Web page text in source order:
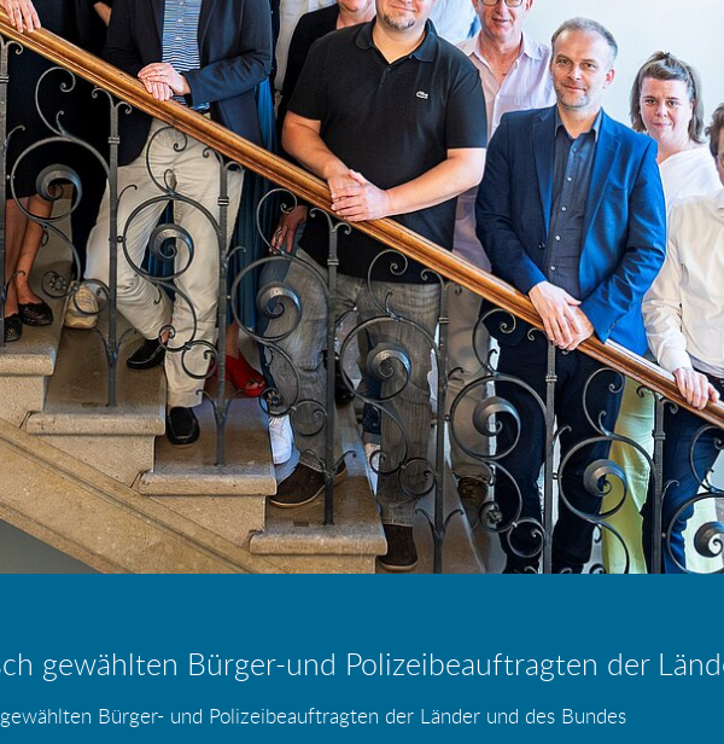
gewählten Bürger-und Polizeibeauftragten der
Bürger- und Polizeibeauftragten der Länder und des Bundes
– wer haftet für die Folgen?
Blei - gefährlich und inzwischen auch verboten!
mündlich an die Bürgerbeauftragte wenden. Nutzen Sie auch unser